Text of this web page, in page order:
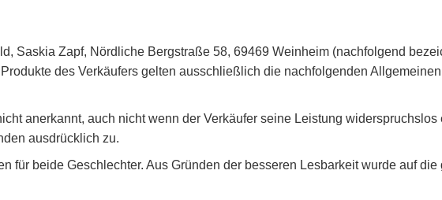
Saskia Zapf, Nördliche Bergstraße 58, 69469 Weinheim (nachfolgend
des Verkäufers gelten ausschließlich die nachfolgenden
anerkannt, auch nicht wenn der Verkäufer seine Leistung widerspruchslos
ausdrücklich zu.
für beide Geschlechter. Aus Gründen der besseren Lesbarkeit wurde auf